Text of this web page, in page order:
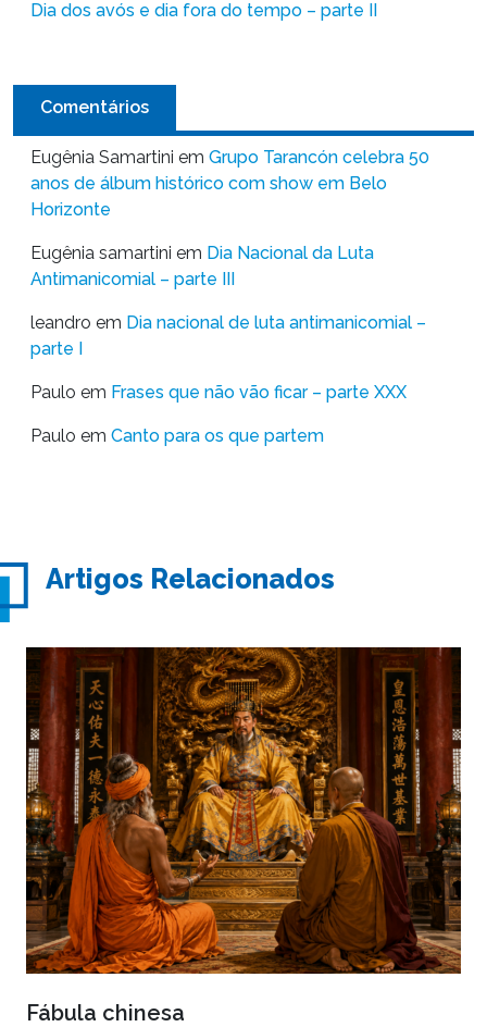
Dia dos avós e dia fora do tempo – parte II
Comentários
Eugênia Samartini em Grupo Tarancón celebra 50
anos de álbum histórico com show em Belo
Horizonte
Eugênia samartini em Dia Nacional da Luta
Antimanicomial – parte III
leandro em Dia nacional de luta antimanicomial –
parte I
Paulo em Frases que não vão ficar – parte XXX
Paulo em Canto para os que partem
Artigos Relacionados
Fábula chinesa